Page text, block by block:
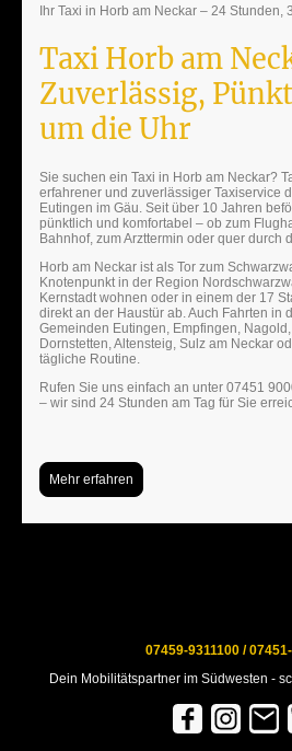
Ihr Taxi in Horb am Neckar – 24 Stunden,
Taxi Horb am
Zuverlässig,
um die Uhr
Sie suchen ein Taxi in Horb am Neckar?
erfahrener und zuverlässiger Taxiservice
Eutingen im Gäu. Seit über 10 Jahren
pünktlich und komfortabel – ob zum
Bahnhof, zum Arzttermin oder quer durch
Horb am Neckar ist als Tor zum
Knotenpunkt in der Region
Kernstadt wohnen oder in einem der 17
direkt an der Haustür ab. Auch Fahrten in
Gemeinden Eutingen, Empfingen,
Dornstetten, Altensteig, Sulz am Neckar
tägliche Routine.
Rufen Sie uns einfach an unter 07451
– wir sind 24 Stunden am Tag für Sie
Mehr erfahren
07459-9311100 /
Dein Mobilitätspartner im Südwesten -